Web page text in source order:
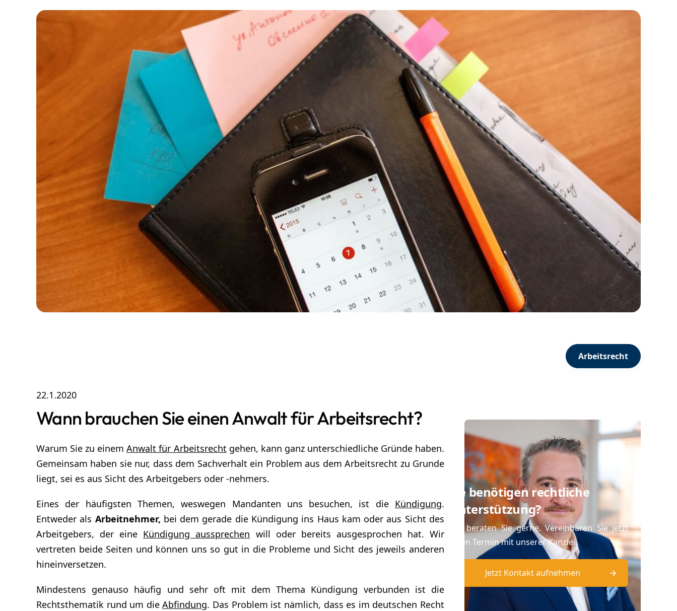
Arbeitsrecht
22.1.2020
Wann brauchen Sie einen Anwalt für Arbeitsrecht?
Warum Sie zu einemAnwalt für Arbeitsrecht gehen, kann ganz unterschiedliche Gründe haben.
Gemeinsam haben sie nur, dass dem Sachverhalt ein Problem aus dem Arbeitsrecht zu Grunde
liegt, sei es aus Sicht des Arbeitgebers oder -nehmers.
Eines der häufigsten Themen, weswegen Mandanten uns besuchen, ist die Kündigung.
Entweder als Arbeitnehmer, bei dem gerade die Kündigung ins Haus kam oder aus Sicht des
Arbeitgebers, der eine Kündigung aussprechen will oder bereits ausgesprochen hat. Wir
vertreten beide Seiten und können uns so gut in die Probleme und Sicht des jeweils anderen
hineinversetzen.
Mindestens genauso häufig und sehr oft mit dem Thema Kündigung verbunden ist die
Rechtsthematik rund um dieAbfindung. Das Problem ist nämlich, dass es im deutschen Recht
Sie benötigen rechtliche
Unterstützung?
Wir beraten Sie gerne. Vereinbaren Sie jetzt
einen Termin mit unserer Kanzlei.
Jetzt Kontakt aufnehmen